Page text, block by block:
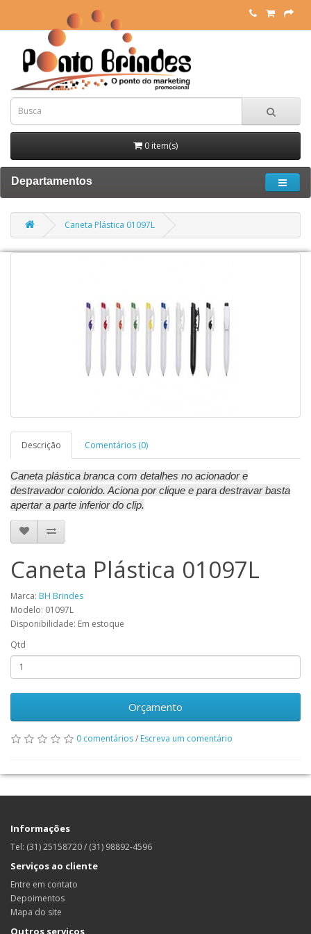
0 item(s)
Departamentos
Caneta Plástica 01097L
Descrição Comentários (0)
Caneta plástica branca com detalhes no acionador e
destravador colorido. Aciona por clique e para destravar basta
apertar a parte inferior do clip.
Caneta Plástica 01097L
Marca: BH Brindes
Modelo: 01097L
Disponibilidade: Em estoque
Qtd
Orçamento
0 comentários/ Escreva um comentário
Informações
Tel: (31) 25158720 / (31) 98892-4596
Serviços ao cliente
Entre em contato
Depoimentos
Mapa do site
Outros serviços